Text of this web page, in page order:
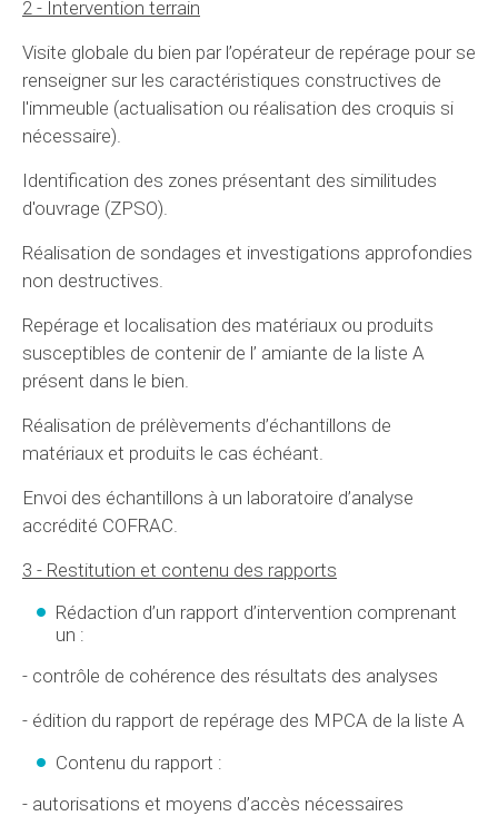
2 - Intervention terrain
Visite globale du bien par l’opérateur de repérage pour se
renseigner sur les caractéristiques constructives de
l'immeuble (actualisation ou réalisation des croquis si
nécessaire).
Identification des zones présentant des similitudes
d'ouvrage (ZPSO).
Réalisation de sondages et investigations approfondies
non destructives.
Repérage et localisation des matériaux ou produits
susceptibles de contenir de l’ amiante de la liste A
présent dans le bien.
Réalisation de prélèvements d’échantillons de
matériaux et produits le cas échéant.
Envoi des échantillons à un laboratoire d’analyse
accrédité COFRAC.
3 - Restitution et contenu des rapports
Rédaction d’un rapport d’intervention comprenant
un :
- contrôle de cohérence des résultats des analyses
- édition du rapport de repérage des MPCA de la liste A
Contenu du rapport :
- autorisations et moyens d’accès nécessaires